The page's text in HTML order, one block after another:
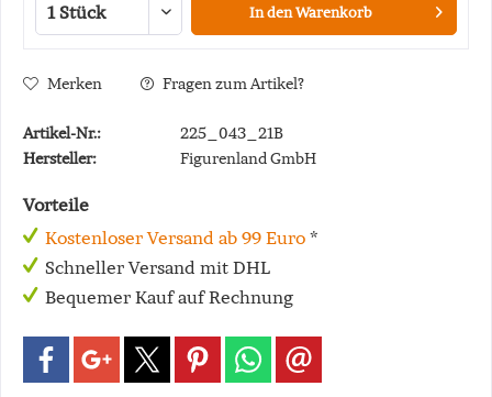
In denWarenkorb
Merken Fragen zum Artikel?
Artikel-Nr.:
225_043_21B
Hersteller:
Figurenland GmbH
Vorteile
Kostenloser Versand ab 99 Euro *
Schneller Versand mit DHL
Bequemer Kauf auf Rechnung